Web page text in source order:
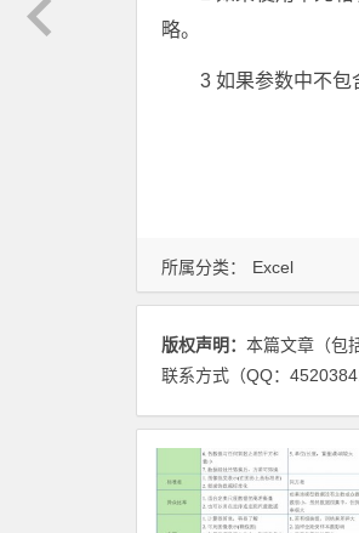
略。
3 如果参数中不包
所属分类： Excel
版权声明： 本篇文章（包
联系方式（QQ：